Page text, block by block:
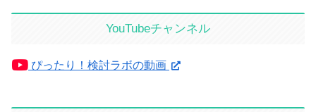
YouTubeチャンネル
ぴったり！検討ラボの動画